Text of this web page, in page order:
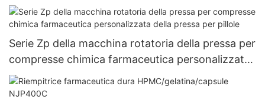
Serie Zp della macchina rotatoria della pressa per
compresse chimica farmaceutica personalizzata
della pressa per pillole